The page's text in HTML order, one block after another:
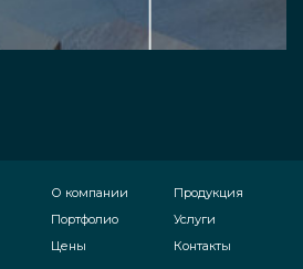
О компании
Портфолио
Цены
Продукция
Услуги
Контакты